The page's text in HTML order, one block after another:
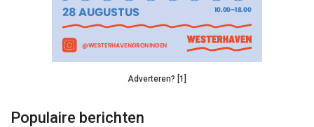
Adverteren? [1]
Populaire berichten